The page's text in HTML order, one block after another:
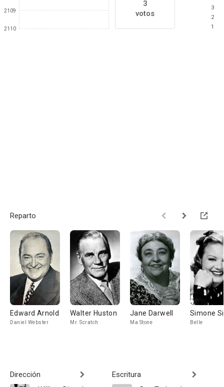
2109
2110
3
votos
3
2
1
Reparto
Edward Arnold
Daniel Webster
Walter Huston
Mr. Scratch
Jane Darwell
Ma Stone
Simone
Belle
Dirección
Escritura